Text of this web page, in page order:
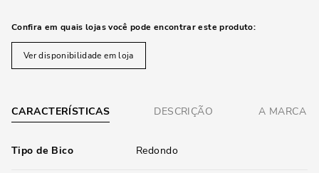
Confira em quais lojas você pode encontrar este produto:
Ver disponibilidade em loja
CARACTERÍSTICAS DESCRIÇÃO A MARCA
Tipo de Bico Redondo